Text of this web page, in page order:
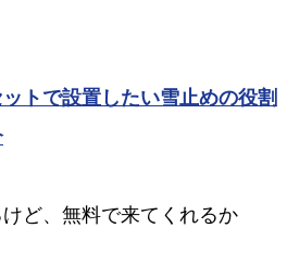
トで設置したい雪止めの役割
けど、無料で来てくれるか